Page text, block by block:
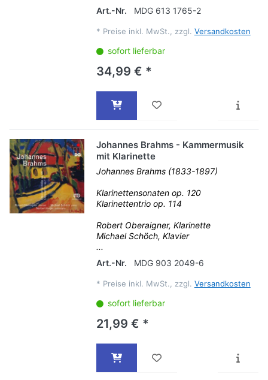
Art.-Nr.
MDG 613 1765-2
* Preise inkl. MwSt., zzgl. Versandkosten
sofort lieferbar
34,99 € *
Johannes Brahms - Kammermusik
mit Klarinette
Johannes Brahms (1833-1897)
Klarinettensonaten op. 120
Klarinettentrio op. 114
Robert Oberaigner, Klarinette
Michael Schöch, Klavier
...
Art.-Nr.
MDG 903 2049-6
* Preise inkl. MwSt., zzgl. Versandkosten
sofort lieferbar
21,99 € *